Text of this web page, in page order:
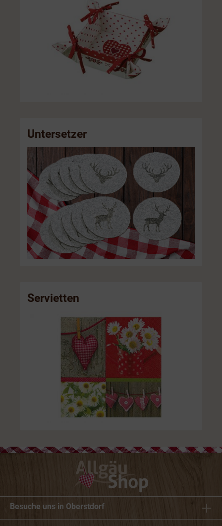
Untersetzer
Servietten
Besuche uns in Oberstdorf